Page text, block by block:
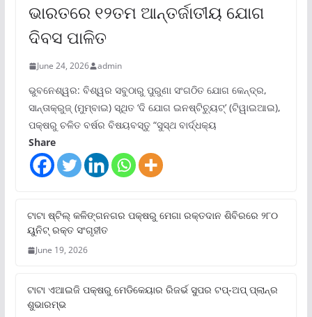
ଭାରତରେ ୧୨ତମ ଆନ୍ତର୍ଜାତୀୟ ଯୋଗ
ଦିବସ ପାଳିତ
June 24, 2026 admin
ଭୁବନେଶ୍ୱର: ବିଶ୍ୱର ସବୁଠାରୁ ପୁରୁଣା ସଂଗଠିତ ଯୋଗ କେନ୍ଦ୍ର,
ସାନ୍ତାକ୍ରୁଜ୍ (ମୁମ୍ବାଇ) ସ୍ଥିତ ‘ଦି ଯୋଗ ଇନଷ୍ଟିଚ୍ୟୁଟ୍‌’ (ଟିୱାଇଆଇ),
ପକ୍ଷରୁ ଚଳିତ ବର୍ଷର ବିଷୟବସ୍ତୁ “ସୁସ୍ଥ ବାର୍ଦ୍ଧକ୍ୟ
Share
ଟାଟା ଷ୍ଟିଲ୍‌ କଳିଙ୍ଗନଗର ପକ୍ଷରୁ ମେଗା ରକ୍ତଦାନ ଶିବିରରେ ୨୮୦
ୟୁନିଟ୍‌ ରକ୍ତ ସଂଗୃହୀତ
June 19, 2026
ଟାଟା ଏଆଇଜି ପକ୍ଷରୁ ମେଡିକେୟାର ରିଜର୍ଭ ସୁପର ଟପ୍‌-ଅପ୍ ପ୍ଲାନ୍‌ର
ଶୁଭାରମ୍ଭ